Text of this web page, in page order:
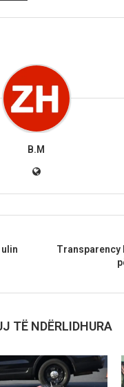
B.M
TË NDËRLIDHURA